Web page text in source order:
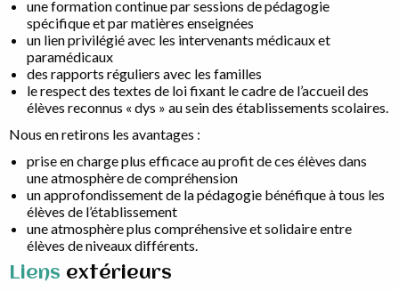
une formation continue par sessions de pédagogie
spécifique et par matières enseignées
un lien privilégié avec les intervenants médicaux et
paramédicaux
des rapports réguliers avec les familles
le respect des textes de loi fixant le cadre de l’accueil des
élèves reconnus « dys » au sein des établissements scolaires.
Nous en retirons les avantages :
prise en charge plus efficace au profit de ces élèves dans
une atmosphère de compréhension
un approfondissement de la pédagogie bénéfique à tous les
élèves de l’établissement
une atmosphère plus compréhensive et solidaire entre
élèves de niveaux différents.
Liens extérieurs